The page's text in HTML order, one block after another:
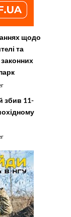
щодо
та
збив 11-